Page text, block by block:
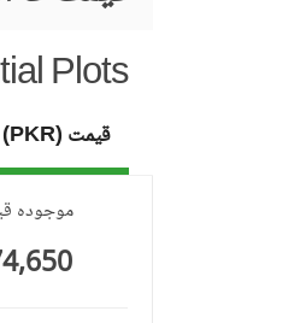
Plots
موجودہ
PKR
قیمت (PKR)